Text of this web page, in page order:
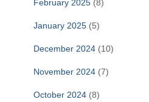
February 2025 (8)
January 2025 (5)
December 2024 (10)
November 2024 (7)
October 2024 (8)